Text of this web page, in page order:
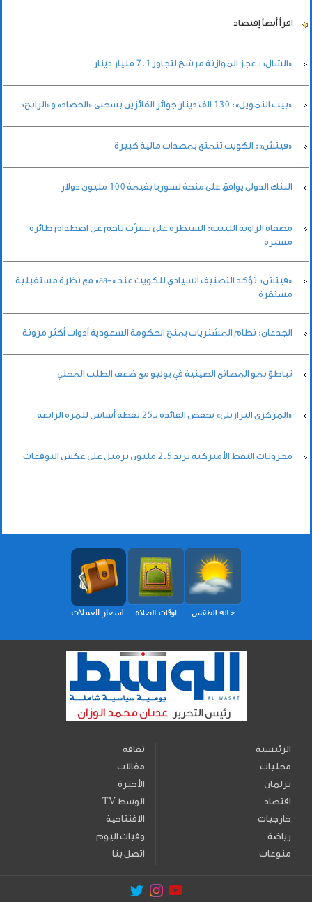
اقرأ أيضاً إقتصاد
«الشال»: عجز الموازنة مرشح لتجاوز 7.1 مليار دينار
«بيت التمويل»: 130 الف دينار جوائز الفائزين بسحبى «الحصاد» و«الرابح»
«فيتش»: الكويت تتمتع بمصدات مالية كبيرة
البنك الدولي يوافق على منحة لسوريا بقيمة 100 مليون دولار
مصفاة الزاوية الليبية: السيطرة على تسرّب ناجم عن اصطدام طائرة
مسيرة
«فيتش» تؤكد التصنيف السيادي للكويت عند «-aa» مع نظرة مستقبلية
مستقرة
الجدعان: نظام المشتريات يمنح الحكومة السعودية أدوات أكثر مرونة
تباطؤ نمو المصانع الصينية في يوليو مع ضعف الطلب المحلي
«المركزي البرازيلي» يخفض الفائدة بـ25 نقطة أساس للمرة الرابعة
مخزونات النفط الأميركية تزيد 2.5 مليون برميل على عكس التوقعات
الرئيسية
محليات
برلمان
اقتصاد
خارجيات
رياضة
منوعات
ثقافة
مقالات
الأخيرة
TV الوسط
الافتتاحية
وفيات اليوم
اتصل بنا